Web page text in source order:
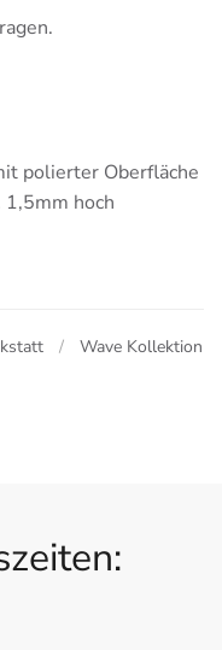
polierter Oberfläche
hoch
Wave Kollektion